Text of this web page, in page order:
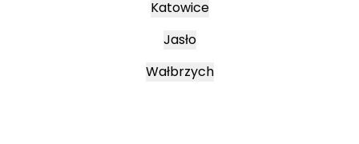
Katowice
Jasło
Wałbrzych